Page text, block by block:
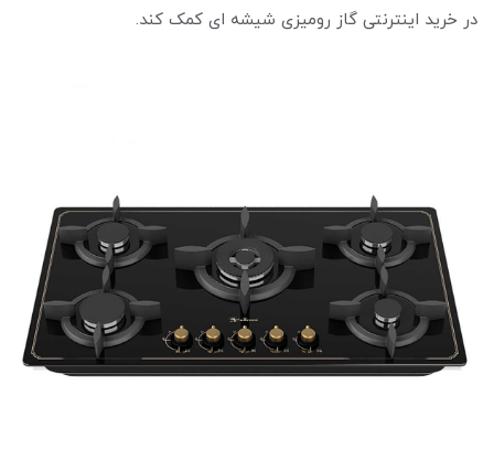
در خرید اینترنتی گاز رومیزی شیشه ای کمک کند.